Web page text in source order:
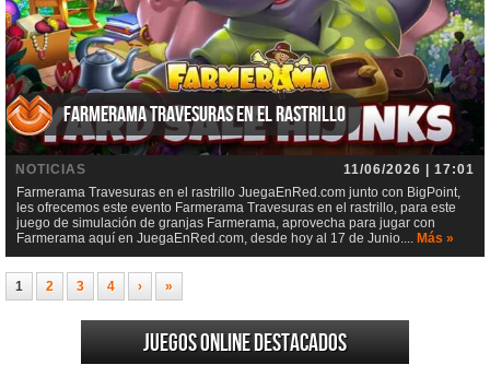
Farmerama Travesuras en el rastrillo
NOTICIAS
11/06/2026 | 17:01
Farmerama Travesuras en el rastrillo JuegaEnRed.com junto con BigPoint,
les ofrecemos este evento Farmerama Travesuras en el rastrillo, para este
juego de simulación de granjas Farmerama, aprovecha para jugar con
Farmerama aquí en JuegaEnRed.com, desde hoy al 17 de Junio.... Más »
1 2 3 4 › »
Juegos online destacados